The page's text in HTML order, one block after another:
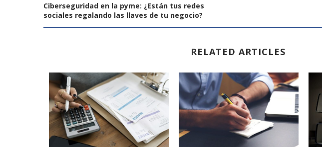
Ciberseguridad en la pyme: ¿Están tus redes
sociales regalando las llaves de tu negocio?
RELATED ARTICLES